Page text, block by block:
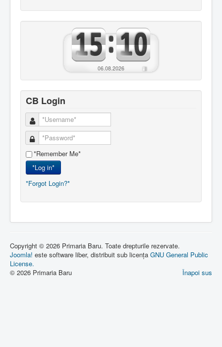
06.08.2026
CB Login
*Remember Me*
*Log in*
*Forgot Login?*
Copyright © 2026 Primaria Baru. Toate drepturile rezervate.
Joomla! este software liber, distribuit sub licența GNU General Public
License.
Înapoi sus
© 2026 Primaria Baru